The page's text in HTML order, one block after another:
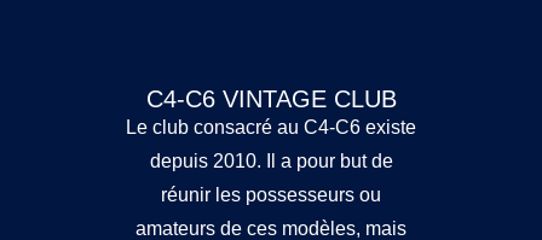
C4-C6 VINTAGE CLUB
Le club consacré au C4-C6 existe
depuis 2010. Il a pour but de
réunir les possesseurs ou
amateurs de ces modèles, mais